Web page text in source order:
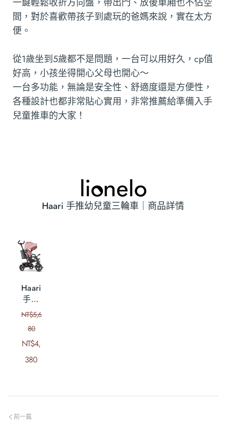
間，對於喜歡帶孩子到處玩的爸媽來說，實在太方
便。
從1歲坐到5歲都不是問題，一台可以用好久，cp值
好高，小孩坐得開心父母也開心～
一台多功能，無論是安全性、舒適度還是方便性，
各種設計也都非常貼心實用，非常推薦給準備入手
兒童推車的大家！
Haari 手推幼兒童三輪車｜商品詳情
Haari
手推
幼兒
童三
輪車
NT$5,6
80
NT$4,
380
前一篇